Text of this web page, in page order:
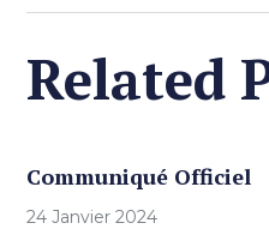
Related
Communiqué Officiel
24 Janvier 2024